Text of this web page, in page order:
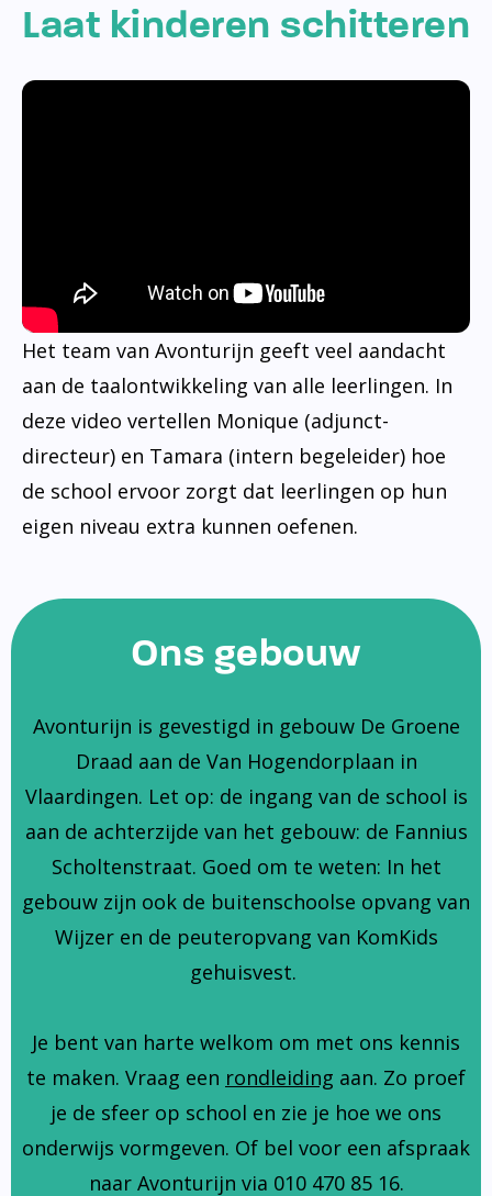
Laat kinderen schitteren
Het team van Avonturijn geeft veel aandacht
aan de taalontwikkeling van alle leerlingen. In
deze video vertellen Monique (adjunct-
directeur) en Tamara (intern begeleider) hoe
de school ervoor zorgt dat leerlingen op hun
eigen niveau extra kunnen oefenen.
Ons gebouw
Avonturijn is gevestigd in gebouw De Groene
Draad aan de Van Hogendorplaan in
Vlaardingen. Let op: de ingang van de school is
aan de achterzijde van het gebouw: de Fannius
Scholtenstraat. Goed om te weten: In het
gebouw zijn ook de buitenschoolse opvang van
Wijzer en de peuteropvang van KomKids
gehuisvest.
Je bent van harte welkom om met ons kennis
te maken. Vraag een rondleiding aan. Zo proef
je de sfeer op school en zie je hoe we ons
onderwijs vormgeven. Of bel voor een afspraak
naar Avonturijn via 010 470 85 16.